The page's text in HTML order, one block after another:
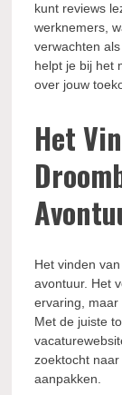
kunt reviews
werknemers,
verwachten
helpt je bij het
over jouw
Het
Het vinden
avontuur. Het
ervaring, maar
Met de juiste
zoektocht
aanpakken.